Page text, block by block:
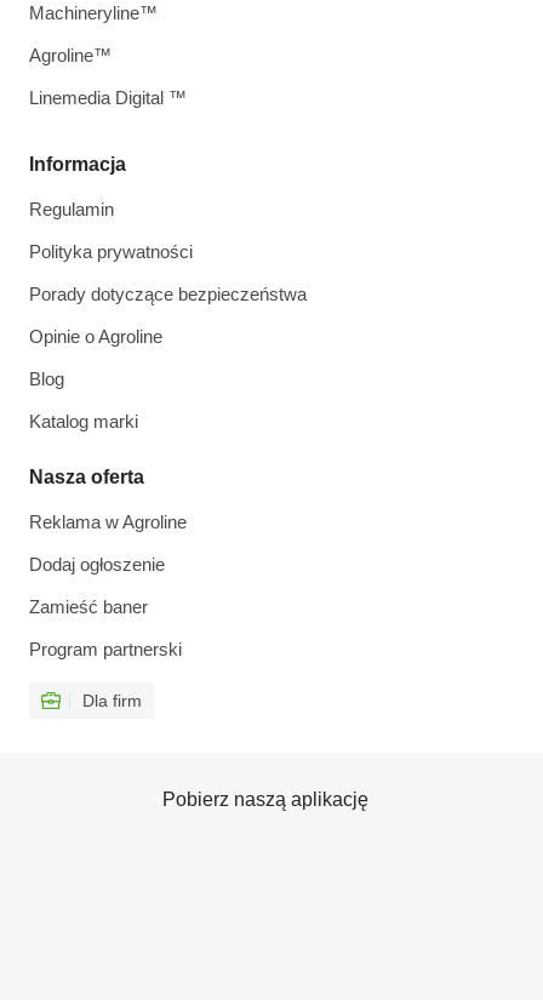
Informacja
Regulamin
Polityka prywatności
Porady dotyczące bezpieczeństwa
Opinie o Agroline
Blog
Katalog marki
Nasza oferta
Reklama w Agroline
Dodaj ogłoszenie
Zamieść baner
Program partnerski
Dla firm
Machineryline™
Agroline™
Linemedia Digital ™
Pobierz naszą aplikację